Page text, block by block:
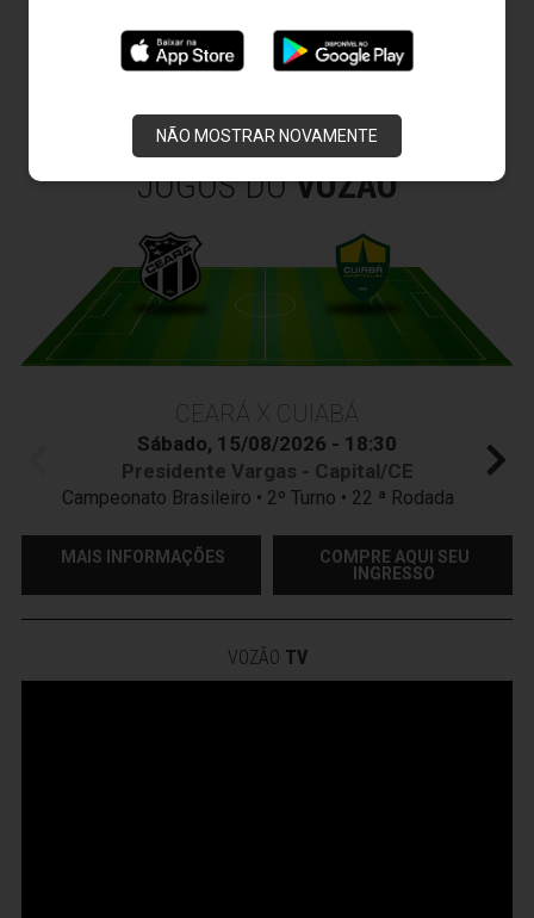
NÃO MOSTRAR NOVAMENTE
Dentista
Roupeiros
Auxiliar Operacional
JOGOS DOVOZÃO
CEARÁ X CUIABÁ
Sábado, 15/08/2026 - 18:30
Presidente Vargas - Capital/CE
Campeonato Brasileiro • 2º Turno • 22 ª Rodada
MAIS INFORMAÇÕES
COMPRE AQUI SEU
INGRESSO
VOZÃO TV